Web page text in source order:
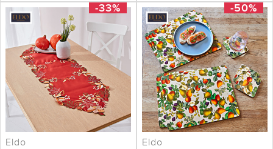
-33%
Eldo
-50%
Eldo